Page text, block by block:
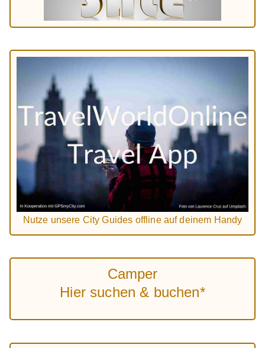
Nutze unsere City Guides offline auf deinem Handy
Camper
Hier suchen & buchen*